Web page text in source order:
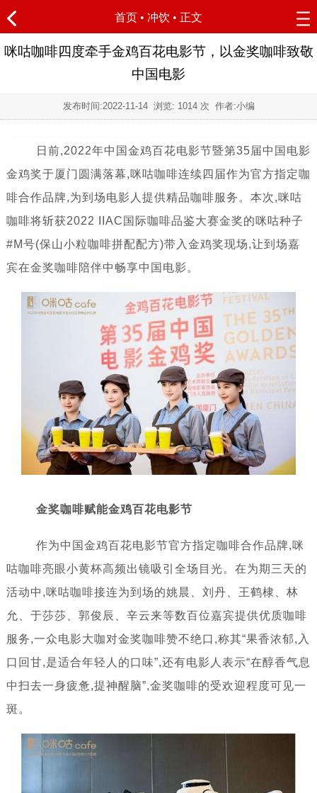
首页 • 冲饮 • 正文
咪咕咖啡四度牵手金鸡百花电影节，以金奖咖啡致敬
中国电影
发布时间:2022-11-14浏览: 1014 次 作者:小编
日前,2022年中国金鸡百花电影节暨第35届中国电影
金鸡奖于厦门圆满落幕,咪咕咖啡连续四届作为官方指定咖
啡合作品牌,为到场电影人提供精品咖啡服务。本次,咪咕
咖啡将斩获2022 IIAC国际咖啡品鉴大赛金奖的咪咕种子
#M号(保山小粒咖啡拼配配方)带入金鸡奖现场,让到场嘉
宾在金奖咖啡陪伴中畅享中国电影。
金奖咖啡赋能金鸡百花电影节
作为中国金鸡百花电影节官方指定咖啡合作品牌,咪
咕咖啡亮眼小黄杯高频出镜吸引全场目光。在为期三天的
活动中,咪咕咖啡接连为到场的姚晨、刘丹、王鹤棣、林
允、于莎莎、郭俊辰、辛云来等数百位嘉宾提供优质咖啡
服务,一众电影大咖对金奖咖啡赞不绝口,称其“果香浓郁,入
口回甘,是适合年轻人的口味”,还有电影人表示“在醇香气息
中扫去一身疲惫,提神醒脑”,金奖咖啡的受欢迎程度可见一
斑。